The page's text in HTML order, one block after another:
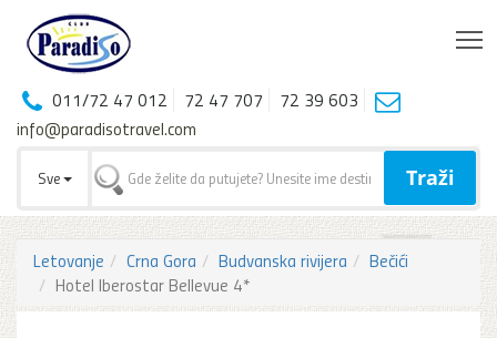
011/72 47 012 72 47 707
72 39 603
info@paradisotravel.com
Sve Traži
Letovanje Crna Gora Budvanska rivijera
Bečići
Hotel Iberostar Bellevue 4*